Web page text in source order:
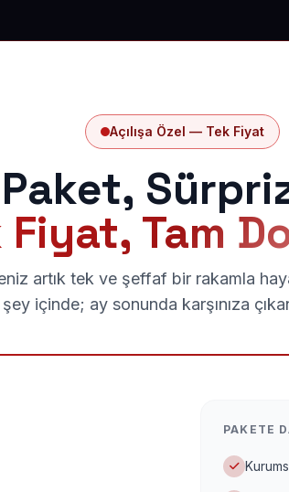
Açılışa Özel — Tek Fiyat
Fiyat, Tam
artık tek ve şeffaf bir rakamla
içinde; ay sonunda karşınıza
PAKETE